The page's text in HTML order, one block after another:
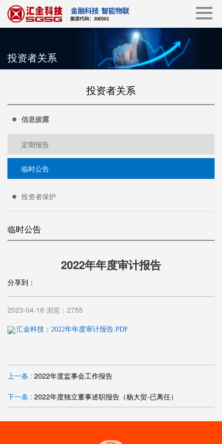
投资者关系
投资者关系
信息披露
定期报告
临时公告
投资者保护
临时公告
2022年年度审计报告
分享到：
2023-04-18 浏览：2755
汇金科技：2022年年度审计报告.PDF
上一条 : 2022年度监事会工作报告
下一条 : 2022年度独立董事述职报告（杨大贺-已离任）